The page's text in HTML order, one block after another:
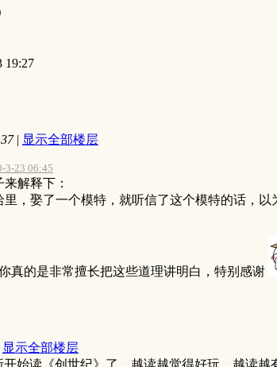
19:27
| 显示全部楼层
3-23 06:45
解释下：
娶了一个模特，就听信了这个模特的话，以
真的是非常擅长把这些道理讲明白，特别感谢
显示全部楼层
始读《创世纪》了。越读越觉得好玩。越读